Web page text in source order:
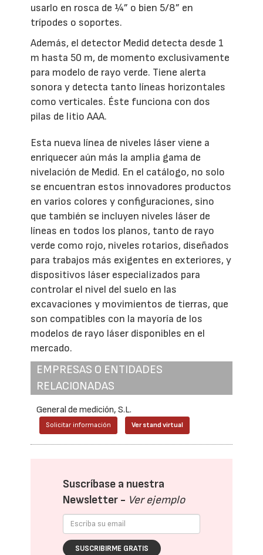
usarlo en rosca de ¼” o bien 5/8” en
trípodes o soportes.
Además, el detector Medid detecta desde 1
m hasta 50 m, de momento exclusivamente
para modelo de rayo verde. Tiene alerta
sonora y detecta tanto líneas horizontales
como verticales. Éste funciona con dos
pilas de litio AAA.
Esta nueva línea de niveles láser viene a
enriquecer aún más la amplia gama de
nivelación de Medid. En el catálogo, no solo
se encuentran estos innovadores productos
en varios colores y configuraciones, sino
que también se incluyen niveles láser de
líneas en todos los planos, tanto de rayo
verde como rojo, niveles rotarios, diseñados
para trabajos más exigentes en exteriores, y
dispositivos láser especializados para
controlar el nivel del suelo en las
excavaciones y movimientos de tierras, que
son compatibles con la mayoría de los
modelos de rayo láser disponibles en el
mercado.
EMPRESAS O ENTIDADES
RELACIONADAS
General de medición, S.L.
Solicitar información Ver stand virtual
Suscríbase a nuestra
Newsletter - Ver ejemplo
SUSCRIBIRME GRATIS